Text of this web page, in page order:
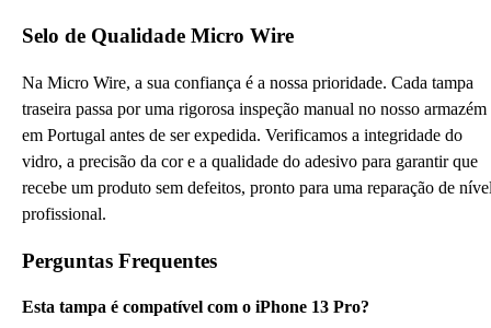
Selo de Qualidade Micro Wire
Na Micro Wire, a sua confiança é a nossa prioridade. Cada tampa
traseira passa por uma rigorosa inspeção manual no nosso armazém
em Portugal antes de ser expedida. Verificamos a integridade do
vidro, a precisão da cor e a qualidade do adesivo para garantir que
recebe um produto sem defeitos, pronto para uma reparação de
profissional.
Perguntas Frequentes
Esta tampa é compatível com o iPhone 13 Pro?